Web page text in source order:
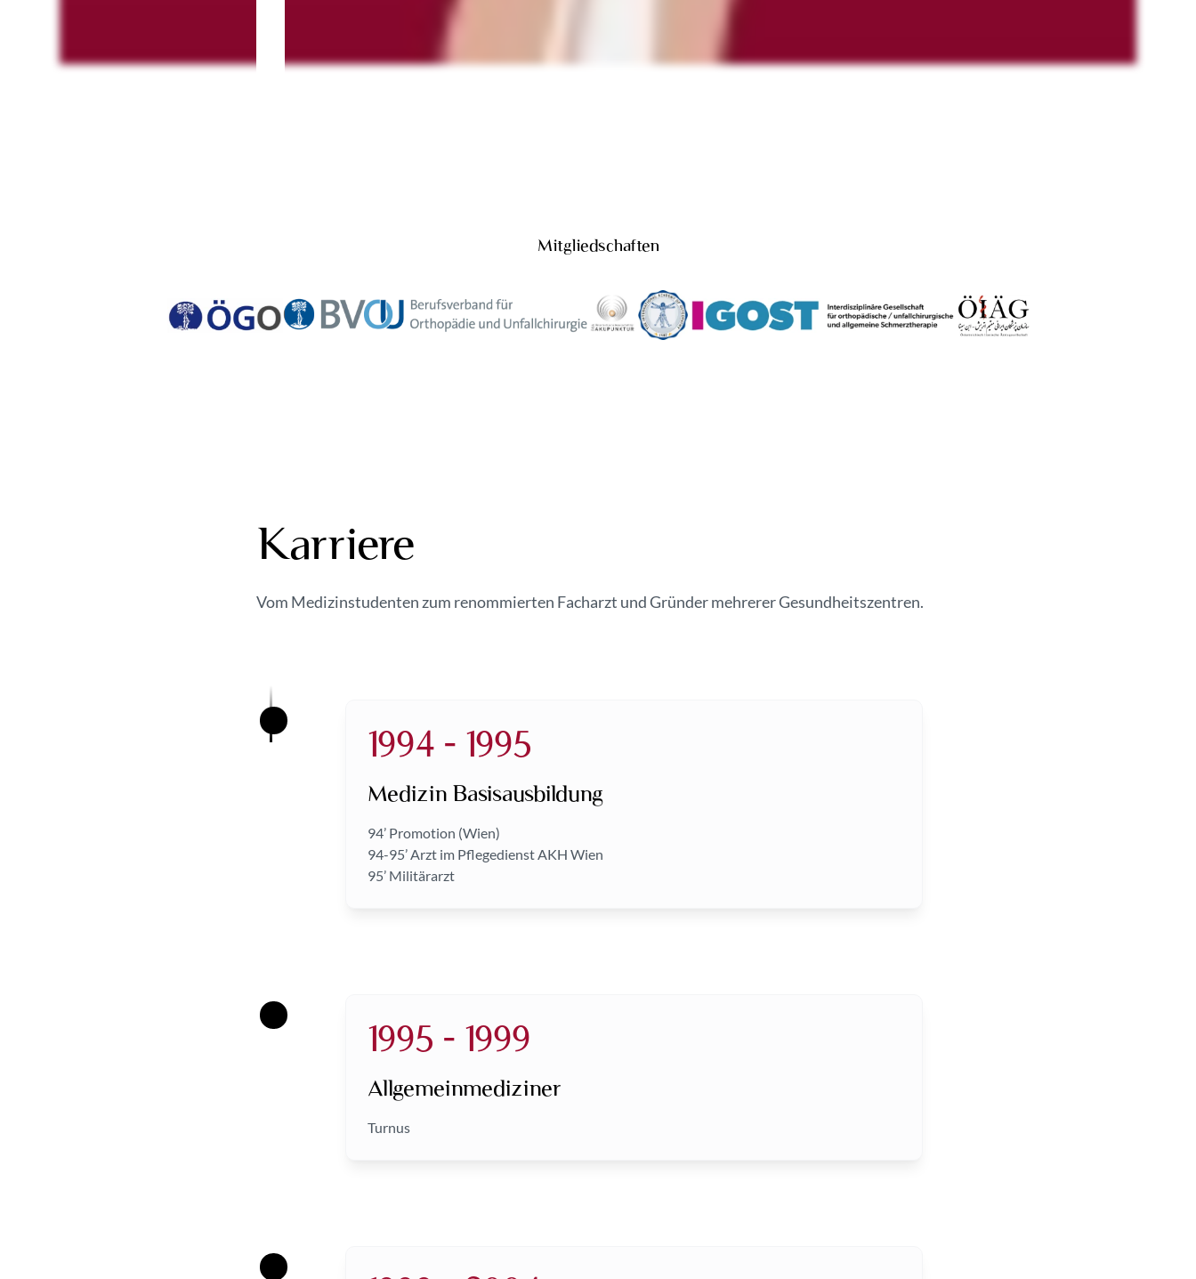
Mitgliedschaften
Karriere
Vom Medizinstudenten zum renommierten Facharzt und Gründer mehrerer Gesundheitszentren.
1994 - 1995
Medizin Basisausbildung
94’ Promotion (Wien)
94-95’ Arzt im Pflegedienst AKH Wien
95’ Militärarzt
1995 - 1999
Allgemeinmediziner
Turnus